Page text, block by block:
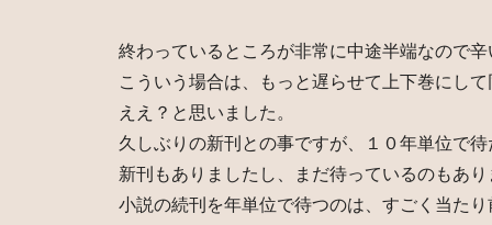
終わっているところが非常に中途半端なので辛
こういう場合は、もっと遅らせて上下巻にし
ええ？と思いました。
久しぶりの新刊との事ですが、１０年単位で待
新刊もありましたし、まだ待っているのもあり
小説の続刊を年単位で待つのは、すごく当たり